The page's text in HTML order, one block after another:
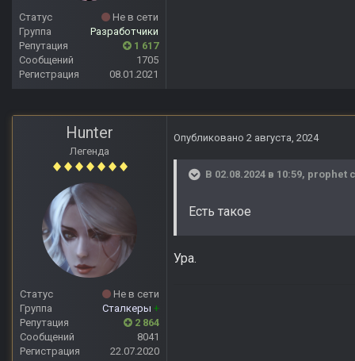
Статус
Не в сети
Группа
Разработчики
Репутация
1 617
Сообщений
1705
Регистрация
08.01.2021
Hunter
Легенда
Статус
Не в сети
Группа
Сталкеры +
Репутация
2 864
Сообщений
8041
Регистрация
22.07.2020
Опубликовано 2 августа, 2024
В 02.08.2024 в 10:59, prophet
Есть такое
Ура.